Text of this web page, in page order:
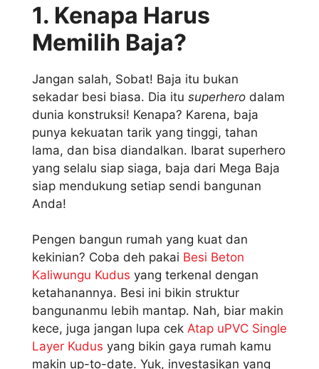
1. Kenapa Harus
Memilih Baja?
Jangan salah, Sobat! Baja itu bukan
sekadar besi biasa. Dia itu superhero dalam
dunia konstruksi! Kenapa? Karena, baja
punya kekuatan tarik yang tinggi, tahan
lama, dan bisa diandalkan. Ibarat superhero
yang selalu siap siaga, baja dari Mega Baja
siap mendukung setiap sendi bangunan
Anda!
Pengen bangun rumah yang kuat dan
kekinian? Coba deh pakai Besi Beton
Kaliwungu Kudus yang terkenal dengan
ketahanannya. Besi ini bikin struktur
bangunanmu lebih mantap. Nah, biar makin
kece, juga jangan lupa cek Atap uPVC Single
Layer Kudus yang bikin gaya rumah kamu
makin up-to-date. Yuk, investasikan yang